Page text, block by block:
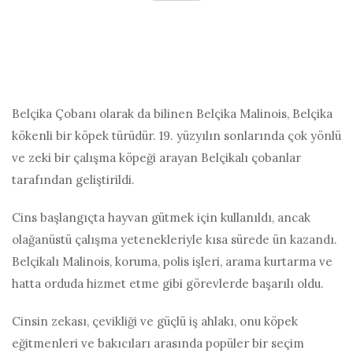
Belçika Çobanı olarak da bilinen Belçika Malinois, Belçika
kökenli bir köpek türüdür. 19. yüzyılın sonlarında çok yönlü
ve zeki bir çalışma köpeği arayan Belçikalı çobanlar
tarafından geliştirildi.
Cins başlangıçta hayvan gütmek için kullanıldı, ancak
olağanüstü çalışma yetenekleriyle kısa sürede ün kazandı.
Belçikalı Malinois, koruma, polis işleri, arama kurtarma ve
hatta orduda hizmet etme gibi görevlerde başarılı oldu.
Cinsin zekası, çevikliği ve güçlü iş ahlakı, onu köpek
eğitmenleri ve bakıcıları arasında popüler bir seçim